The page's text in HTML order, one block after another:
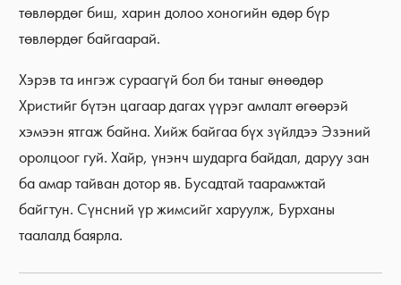
төвлөрдөг биш, харин долоо хоногийн өдөр бүр
төвлөрдөг байгаарай.
Хэрэв та ингэж сураагүй бол би таныг өнөөдөр
Христийг бүтэн цагаар дагах үүрэг амлалт өгөөрэй
хэмээн ятгаж байна. Хийж байгаа бүх зүйлдээ Эзэний
оролцоог гуй. Хайр, үнэнч шударга байдал, даруу зан
ба амар тайван дотор яв. Бусадтай таарамжтай
байгтун. Сүнсний үр жимсийг харуулж, Бурханы
таалалд баярла.